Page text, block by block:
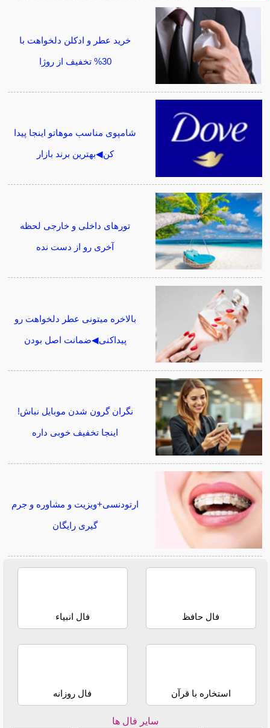
خرید عطر و ادکلن دلخواهت با
30% تخفیف از روژا
شامپوی مناسب موهاتو اینجا پیدا
کن◀بهترین برند بازار
تورهای داخلی و خارجی لحظه
آخری رو از دست نده
بالاخره میتونی عطر دلخواهت رو
پیداکنی◀ضمانت اصل بودن
نگران گرون شدن موبایل نباش!
اینجا تخفیف خوبی داره
ارتودنسی+ویزیت و مشاوره و جرم
گیری رایگان
فال حافظ فال انبیاء
استخاره با قرآن فال روزانه
سایر فال ها